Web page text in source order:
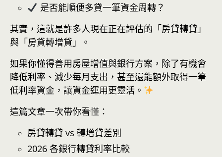
是否能順便多貸一筆資金周轉？
其實，這就是許多人現在正在評估的「房貸轉貸」
與「房貸轉增貸」。
如果你懂得善用房屋增值與銀行方案，除了有機會
降低利率、減少每月支出，甚至還能額外取得一筆
低利率資金，讓資金運用更靈活。
這篇文章一次帶你看懂：
房貸轉貸 vs 轉增貸差別
2026 各銀行轉貸利率比較